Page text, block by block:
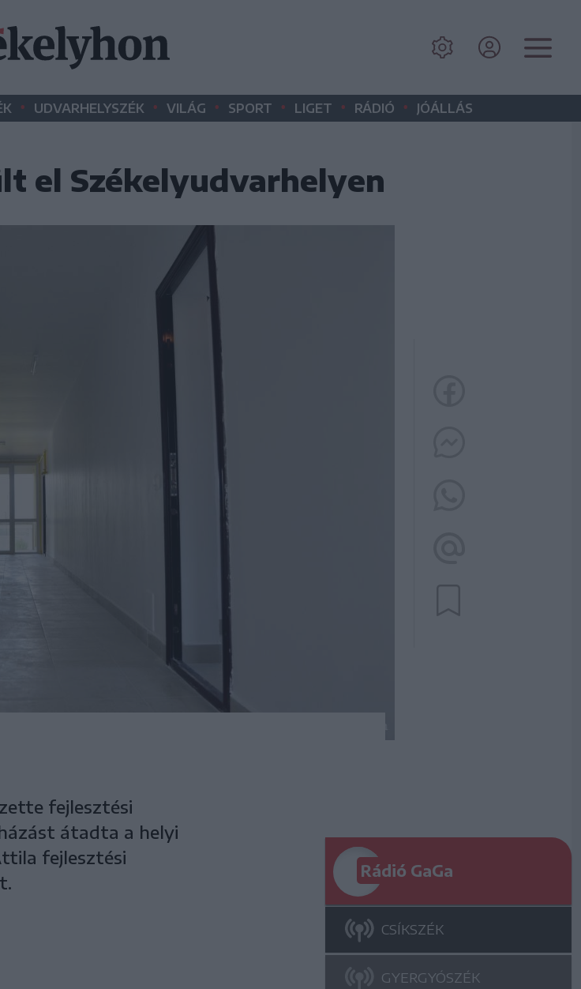
• UDVARHELYSZÉK • VILÁG • SPORT • LIGET • RÁDIÓ • JÓÁLLÁS
el Székelyudvarhelyen
fejlesztési
átadta a helyi
fejlesztési
Rádió GaGa
CSÍKSZÉK
GYERGYÓSZÉK